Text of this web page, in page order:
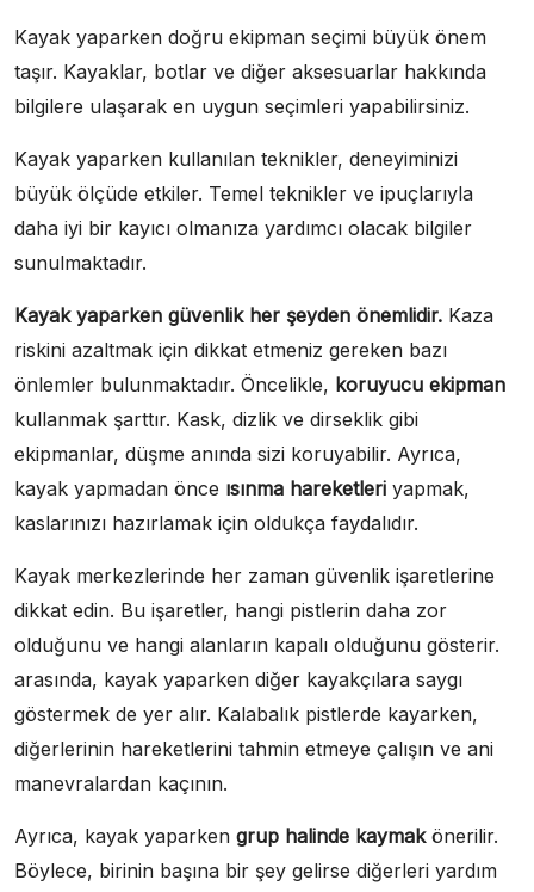
Kayak yaparken doğru ekipman seçimi büyük önem
taşır. Kayaklar, botlar ve diğer aksesuarlar hakkında
bilgilere ulaşarak en uygun seçimleri yapabilirsiniz.
Kayak yaparken kullanılan teknikler, deneyiminizi
büyük ölçüde etkiler. Temel teknikler ve ipuçlarıyla
daha iyi bir kayıcı olmanıza yardımcı olacak bilgiler
sunulmaktadır.
Kayak yaparken güvenlik her şeyden önemlidir. Kaza
riskini azaltmak için dikkat etmeniz gereken bazı
önlemler bulunmaktadır. Öncelikle, koruyucu ekipman
kullanmak şarttır. Kask, dizlik ve dirseklik gibi
ekipmanlar, düşme anında sizi koruyabilir. Ayrıca,
kayak yapmadan önce ısınma hareketleri yapmak,
kaslarınızı hazırlamak için oldukça faydalıdır.
Kayak merkezlerinde her zaman güvenlik işaretlerine
dikkat edin. Bu işaretler, hangi pistlerin daha zor
olduğunu ve hangi alanların kapalı olduğunu gösterir.
arasında, kayak yaparken diğer kayakçılara saygı
göstermek de yer alır. Kalabalık pistlerde kayarken,
diğerlerinin hareketlerini tahmin etmeye çalışın ve ani
manevralardan kaçının.
Ayrıca, kayak yaparken grup halinde kaymakönerilir.
Böylece, birinin başına bir şey gelirse diğerleri yardım